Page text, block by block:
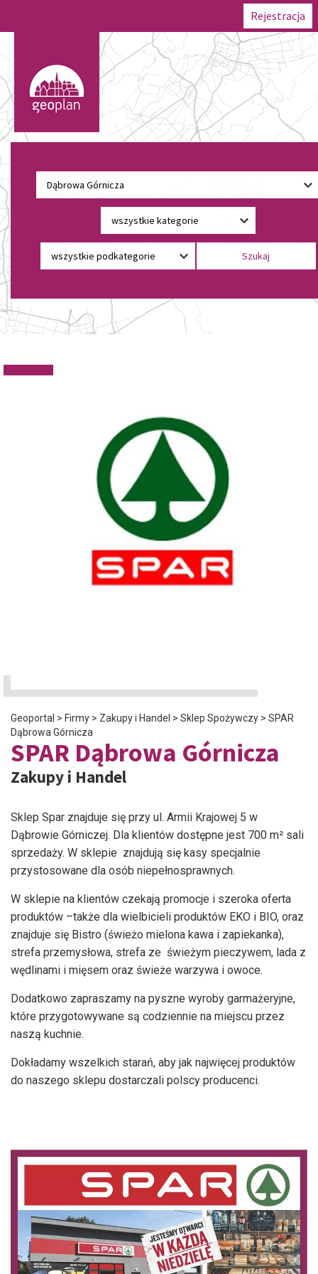
Rejestracja
Geoportal > Firmy > Zakupy i Handel > Sklep Spożywczy > SPAR
Dąbrowa Górnicza
SPAR Dąbrowa Górnicza
Zakupy i Handel
Sklep Spar znajduje się przy ul. Armii Krajowej 5 w
Dąbrowie Górniczej. Dla klientów dostępne jest 700 m² sali
sprzedaży. W sklepie znajdują się kasy specjalnie
przystosowane dla osób niepełnosprawnych.
W sklepie na klientów czekają promocje i szeroka oferta
produktów –także dla wielbicieli produktów EKO i BIO, oraz
znajduje się Bistro (świeżo mielona kawa i zapiekanka),
strefa przemysłowa, strefa ze świeżym pieczywem, lada z
wędlinami i mięsem oraz świeże warzywa i owoce.
Dodatkowo zapraszamy na pyszne wyroby garmażeryjne,
które przygotowywane są codziennie na miejscu przez
naszą kuchnie.
Dokładamy wszelkich starań, aby jak najwięcej produktów
do naszego sklepu dostarczali polscy producenci.